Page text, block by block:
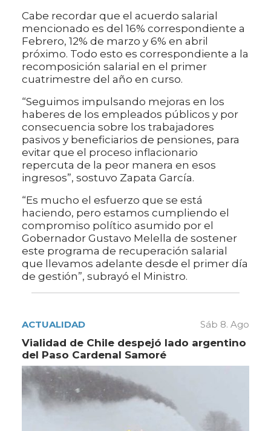
Cabe recordar que el acuerdo salarial
mencionado es del 16% correspondiente a
Febrero, 12% de marzo y 6% en abril
próximo. Todo esto es correspondiente a la
recomposición salarial en el primer
cuatrimestre del año en curso.
“Seguimos impulsando mejoras en los
haberes de los empleados públicos y por
consecuencia sobre los trabajadores
pasivos y beneficiarios de pensiones, para
evitar que el proceso inflacionario
repercuta de la peor manera en esos
ingresos”, sostuvo Zapata García.
“Es mucho el esfuerzo que se está
haciendo, pero estamos cumpliendo el
compromiso político asumido por el
Gobernador Gustavo Melella de sostener
este programa de recuperación salarial
que llevamos adelante desde el primer día
de gestión”, subrayó el Ministro.
ACTUALIDAD Sáb 8. Ago
Vialidad de Chile despejó lado argentino
del Paso Cardenal Samoré